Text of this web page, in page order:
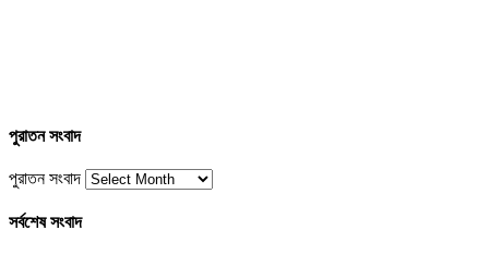
পুরাতন সংবাদ
পুরাতন সংবাদ
সর্বশেষ সংবাদ